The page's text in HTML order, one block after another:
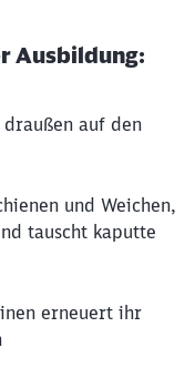
Ausbildung:
auf den
und Weichen,
tauscht kaputte
erneuert ihr